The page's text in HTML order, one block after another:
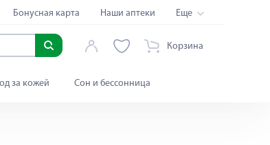
Бонусная карта Наши аптеки Еще
Корзина
за кожей Сон и бессонница